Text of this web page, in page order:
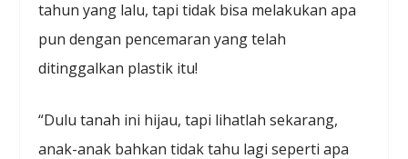
tahun yang lalu, tapi tidak bisa melakukan apa
pun dengan pencemaran yang telah
ditinggalkan plastik itu!
“Dulu tanah ini hijau, tapi lihatlah sekarang,
anak-anak bahkan tidak tahu lagi seperti apa